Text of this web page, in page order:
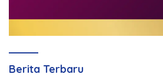
Berita Terbaru